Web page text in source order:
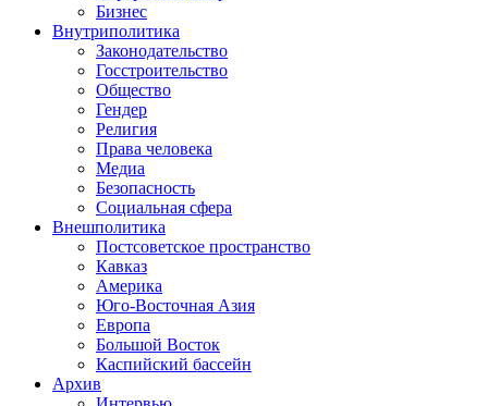
Бизнес
Внутриполитика
Законодательство
Госстроительство
Общество
Гендер
Религия
Права человека
Медиа
Безопасность
Социальная сфера
Внешполитика
Постсоветское пространство
Кавказ
Америка
Юго-Восточная Азия
Европа
Большой Восток
Каспийский бассейн
Архив